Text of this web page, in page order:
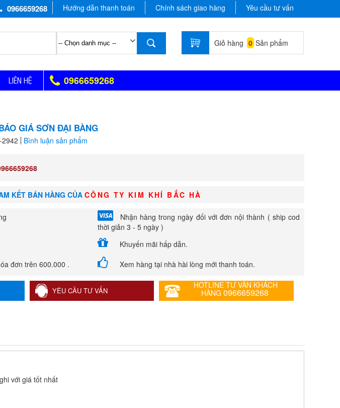
0966659268 Hướng dẫn thanh toán Chính sách giao hàng Yêu cầu tư vấn
Giỏ hàng 0 Sản phẩm
LIÊN HỆ 0966659268
GIÁ SƠN ĐẠI BÀNG
Bình luận sản phẩm
KẾT BÁN HÀNG CỦA CÔNG TY KIM KHÍ BẮC HÀ
Nhận hàng trong ngày đối với đơn nội thành ( ship cod
thời giản 3 - 5 ngày )
Khuyến mãi hấp dẫn.
đơn trên 600.000 .
Xem hàng tại nhà hài lòng mới thanh toán.
YÊU CẦU TƯ VẤN
HOTLINE TƯ VẤN KHÁCH
HÀNG 0966659268
với giá tốt nhất